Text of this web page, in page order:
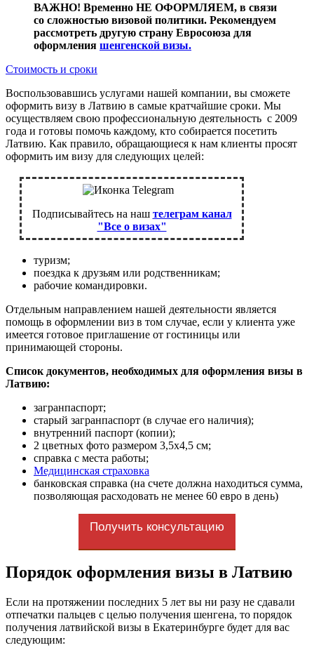
ВАЖНО! Временно НЕ ОФОРМЛЯЕМ, в связи
со сложностью визовой политики. Рекомендуем
рассмотреть другую страну Евросоюза для
оформления шенгенской визы.
Стоимость и сроки
Воспользовавшись услугами нашей компании, вы сможете
оформить визу в Латвию в самые кратчайшие сроки. Мы
осуществляем свою профессиональную деятельность с 2009
года и готовы помочь каждому, кто собирается посетить
Латвию. Как правило, обращающиеся к нам клиенты просят
оформить им визу для следующих целей:
Подписывайтесь на наш телеграм канал
"Все о визах"
туризм;
поездка к друзьям или родственникам;
рабочие командировки.
Отдельным направлением нашей деятельности является
помощь в оформлении виз в том случае, если у клиента уже
имеется готовое приглашение от гостиницы или
принимающей стороны.
Список документов, необходимых для оформления визы в
Латвию:
загранпаспорт;
старый загранпаспорт (в случае его наличия);
внутренний паспорт (копии);
2 цветных фото размером 3,5x4,5 см;
справка с места работы;
Медицинская страховка
банковская справка (на счете должна находиться сумма,
позволяющая расходовать не менее 60 евро в день)
Получить консультацию
Порядок оформления визы в Латвию
Если на протяжении последних 5 лет вы ни разу не сдавали
отпечатки пальцев с целью получения шенгена, то порядок
получения латвийской визы в Екатеринбурге будет для вас
следующим: